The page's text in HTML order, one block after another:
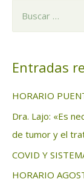
c
r
:
Entradas
HORARIO
Dra. Lajo: «Es
de tumor y el
COVID Y
HORARIO